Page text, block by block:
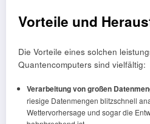
Vorteile und
Die Vorteile eines solchen
Quantencomputers sind vielfältig:
Verarbeitung von großen
riesige Datenmengen blitzschnell
Wettervorhersage und sogar die